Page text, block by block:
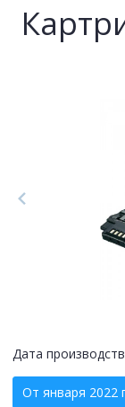
Дата
От января 2022